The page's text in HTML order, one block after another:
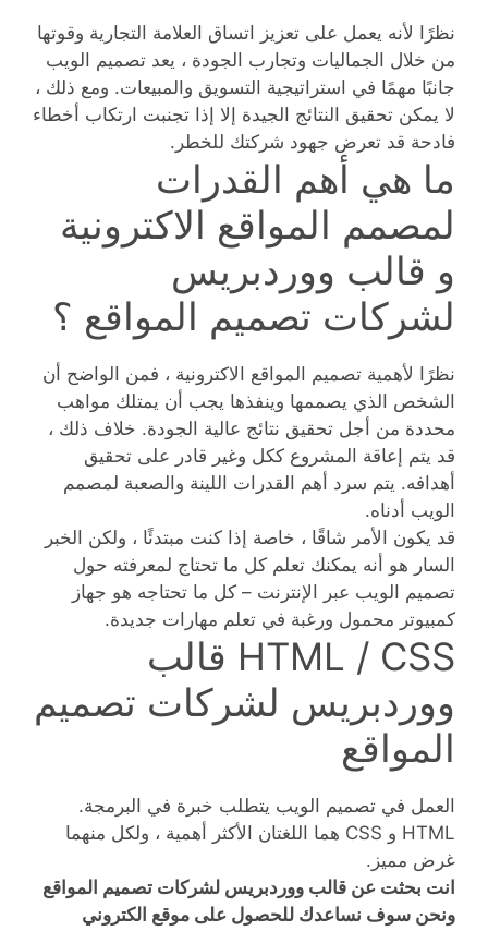
نظرًا لأنه يعمل على تعزيز اتساق العلامة التجارية وقوتها
من خلال الجماليات وتجارب الجودة ، يعد تصميم الويب
جانبًا مهمًا في استراتيجية التسويق والمبيعات. ومع ذلك ،
لا يمكن تحقيق النتائج الجيدة إلا إذا تجنبت ارتكاب أخطاء
فادحة قد تعرض جهود شركتك للخطر.
ما هي أهم القدرات
لمصمم المواقع الاكترونية
و قالب ووردبريس
لشركات تصميم المواقع ؟
نظرًا لأهمية تصميم المواقع الاكترونية ، فمن الواضح أن
الشخص الذي يصممها وينفذها يجب أن يمتلك مواهب
محددة من أجل تحقيق نتائج عالية الجودة. خلاف ذلك ،
قد يتم إعاقة المشروع ككل وغير قادر على تحقيق
أهدافه. يتم سرد أهم القدرات اللينة والصعبة لمصمم
الويب أدناه.
قد يكون الأمر شاقًا ، خاصة إذا كنت مبتدئًا ، ولكن الخبر
السار هو أنه يمكنك تعلم كل ما تحتاج لمعرفته حول
تصميم الويب عبر الإنترنت – كل ما تحتاجه هو جهاز
كمبيوتر محمول ورغبة في تعلم مهارات جديدة.
HTML / CSS قالب
ووردبريس لشركات تصميم
المواقع
العمل في تصميم الويب يتطلب خبرة في البرمجة.
HTML و CSS هما اللغتان الأكثر أهمية ، ولكل منهما
غرض مميز.
انت بحثت عن قالب ووردبريس لشركات تصميم المواقع
ونحن سوف نساعدك للحصول على موقع الكتروني